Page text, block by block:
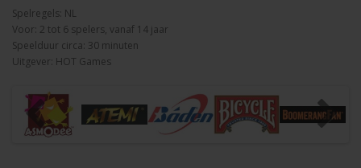
Spelregels: NL
Voor: 2 tot 6 spelers, vanaf 14 jaar
Speelduur circa: 30 minuten
Uitgever: HOT Games